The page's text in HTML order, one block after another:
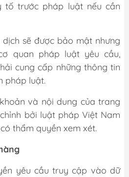
tố trước pháp luật nếu cần
sẽ được bảo mật nhưng
quan pháp luật yêu cầu,
cung cấp những thông tin
pháp luật.
và nội dung của trang
bởi luật pháp Việt Nam
thẩm quyền xem xét.
yêu cầu truy cập vào dữ